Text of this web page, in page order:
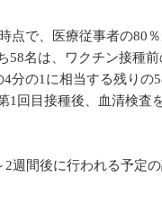
点で、医療従事者の80
名は、ワクチン接種
分の1に相当する残り
1回目接種後、血清検
週間後に行われる予定